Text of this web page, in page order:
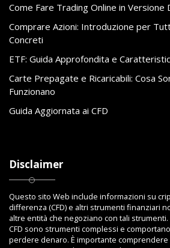
Come Fare Trading Online in Versione
Comprare Azioni: Introduzione per
Concreti
ETF: Guida Approfondita e
Carte Prepagate e Ricaricabili: Cosa
Funzionano
Guida Aggiornata ai CFD
Disclaimer
Questo sito Web include informazioni su
differenza (CFD) e altri strumenti finanziari
altre entità che negoziano con tali
CFD sono strumenti complessi e
perdere denaro. È importante